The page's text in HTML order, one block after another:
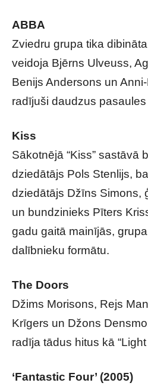
ABBA
Zviedru grupa tika
veidoja Bjērns Ulveuss,
Benijs Andersons un
radījuši daudzus pasaules
Kiss
Sākotnējā “Kiss” sastāvā
dziedātājs Pols Stenlijs,
dziedātājs Džīns Simons,
un bundzinieks Pīters
gadu gaitā mainījās,
dalībnieku formātu.
The Doors
Džims Morisons, Rejs
Krīgers un Džons
radīja tādus hitus kā “Light
‘Fantastic Four’ (2005)